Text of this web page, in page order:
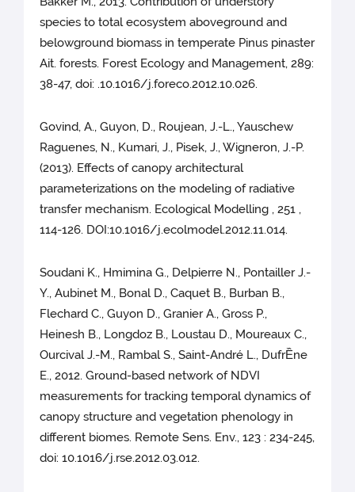
species to total ecosystem aboveground and
belowground biomass in temperate Pinus pinaster
Ait. forests. Forest Ecology and Management, 289:
38-47, doi: .10.1016/j.foreco.2012.10.026.
Govind, A., Guyon, D., Roujean, J.-L., Yauschew
Raguenes, N., Kumari, J., Pisek, J., Wigneron, J.-P.
(2013). Effects of canopy architectural
parameterizations on the modeling of radiative
transfer mechanism. Ecological Modelling , 251 ,
114-126. DOI:10.1016/j.ecolmodel.2012.11.014.
Soudani K., Hmimina G., Delpierre N., Pontailler J.-
Y., Aubinet M., Bonal D., Caquet B., Burban B.,
Flechard C., Guyon D., Granier A., Gross P.,
Heinesh B., Longdoz B., Loustau D., Moureaux C.,
Ourcival J.-M., Rambal S., Saint-André L., DufrỀne
E., 2012. Ground-based network of NDVI
measurements for tracking temporal dynamics of
canopy structure and vegetation phenology in
different biomes. Remote Sens. Env., 123 : 234-245,
doi: 10.1016/j.rse.2012.03.012.